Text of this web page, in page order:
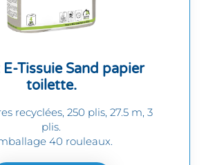
Tissuie Sand papier
toilette.
recyclées, 250 plis, 27.5 m, 3
plis.
40 rouleaux.